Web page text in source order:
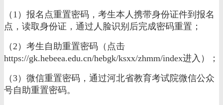
（1）报名点重置密码，考生本人携带身份证件到报名
点，读取身份证，通过人脸识别后完成密码重置；
（2）考生自助重置密码（点击
https://gk.hebeea.edu.cn/hebgk/ksxx/zhmm/index进入）；
（3）微信重置密码，通过河北省教育考试院微信公众
号自助重置密码。